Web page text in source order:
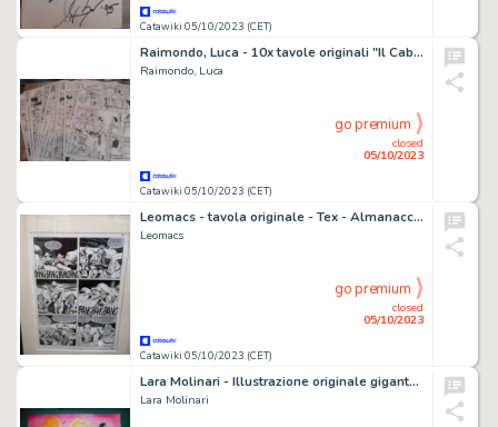
Catawiki 05/10/2023 (CET)
Raimondo, Luca - 10x tavole originali "Il Cabalista di Praga" - tomo n.2 - (2010)
Raimondo, Luca
Catawiki 05/10/2023 (CET)
closed
05/10/2023
go premium
Leomacs - tavola originale - Tex - Almanacco del west - (2009)
Leomacs
Catawiki 05/10/2023 (CET)
closed
05/10/2023
go premium
Lara Molinari - Illustrazione originale gigante 50x70 cm - "Amelia e Gennarino sul pizza-tappeto", firmata - (2022)
Lara Molinari